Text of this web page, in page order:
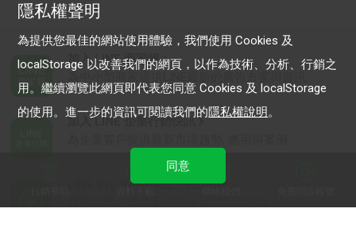
加入 LINE 商家報
加入 LINE 企業行銷快訊
LINE Biz-Solutions YouTube
隱私權聲明
為提供您最佳的網站使用體驗，我們使用 Cookies 及
localStorage 以改善我們的網頁，以作為技術、分析、行銷之
用。繼續瀏覽此網頁即代表您同意 Cookies 及 localStorage
的使用。進一步的資訊可閱讀我們的隱私權說明。
同意